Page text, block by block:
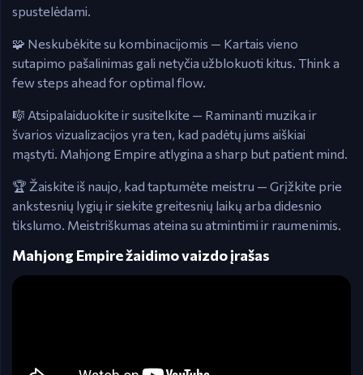
spustelėdami.
🧩 Neskubėkite su kombinacijomis — Kartais vieno
sutapimo pašalinimas gali netyčia užblokuoti kitus. Think a
few steps ahead for optimal flow.
🎼 Atsipalaiduokite ir susitelkite — Raminanti muzika ir
švarios vizualizacijos yra ten, kad padėtų jums aiškiai
mąstyti. Mahjong Empire atlygina a sharp but patient mind.
🏆 Žaiskite iš naujo, kad taptumėte meistru — Grįžkite prie
ankstesnių lygių ir siekite greitesnių laikų arba didesnio
tikslumo. Meistriškumas ateina su atmintimi ir raumenimis.
Mahjong Empire žaidimo vaizdo įrašas